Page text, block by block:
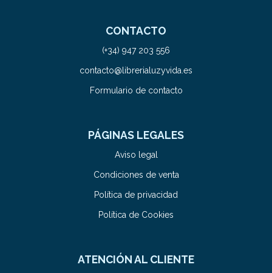
CONTACTO
(+34) 947 203 556
contacto@librerialuzyvida.es
Formulario de contacto
PÁGINAS LEGALES
Aviso legal
Condiciones de venta
Política de privacidad
Política de Cookies
ATENCIÓN AL CLIENTE